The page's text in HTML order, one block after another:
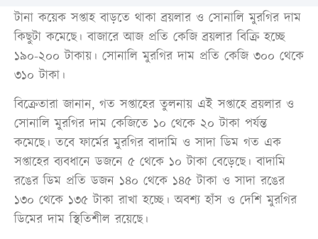
টানা কয়েক সপ্তাহ বাড়তে থাকা ব্রয়লার ও সোনালি মুরগির দাম
কিছুটা কমেছে। বাজারে আজ প্রতি কেজি ব্রয়লার বিক্রি হচ্ছে
১৯০-২০০ টাকায়। সোনালি মুরগির দাম প্রতি কেজি ৩০০ থেকে
৩১০ টাকা।
বিক্রেতারা জানান, গত সপ্তাহের তুলনায় এই সপ্তাহে ব্রয়লার ও
সোনালি মুরগির দাম কেজিতে ১০ থেকে ২০ টাকা পর্যন্ত
কমেছে। তবে ফার্মের মুরগির বাদামি ও সাদা ডিম গত এক
সপ্তাহের ব্যবধানে ডজনে ৫ থেকে ১০ টাকা বেড়েছে। বাদামি
রঙের ডিম প্রতি ডজন ১৪০ থেকে ১৪৫ টাকা ও সাদা রঙের
১৩০ থেকে ১৩৫ টাকা রাখা হচ্ছে। অবশ্য হাঁস ও দেশি মুরগির
ডিমের দাম স্থিতিশীল রয়েছে।